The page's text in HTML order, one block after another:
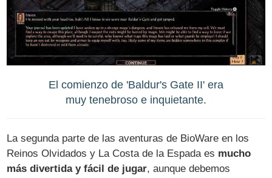
El comienzo de 'Baldur's Gate II' era
muy tenebroso e inquietante.
La segunda parte de las aventuras de BioWare en los
Reinos Olvidados y La Costa de la Espada es mucho
más divertida y fácil de jugar, aunque debemos